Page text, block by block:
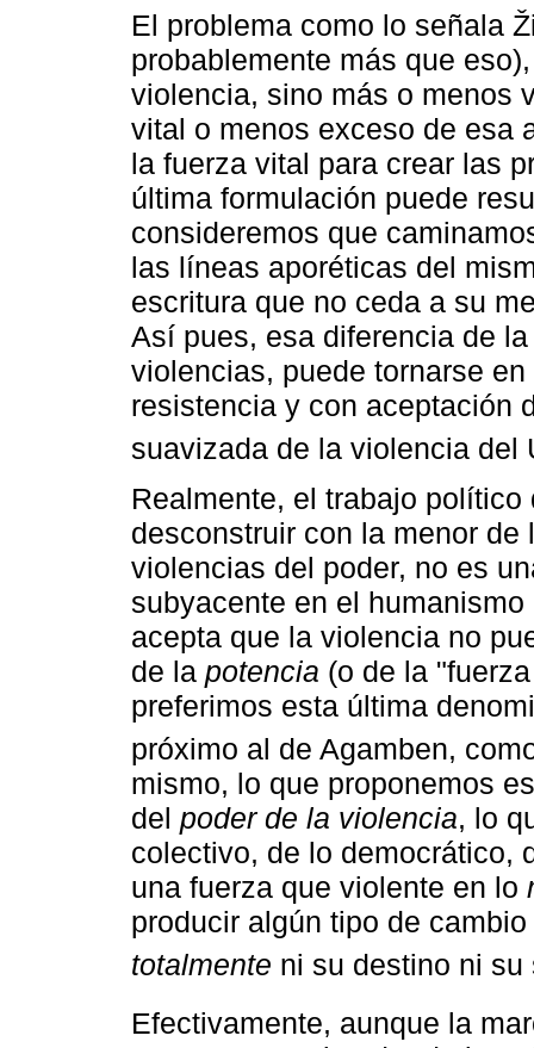
El problema como lo señala
probablemente más que
violencia, sino más o menos
vital o menos exceso de esa
la fuerza vital para crear las
última formulación puede
consideremos que
las líneas aporéticas del
escritura que no ceda a su
Así pues, esa diferencia de
violencias, puede tornarse
resistencia y con aceptación
suavizada de la violencia del
Realmente, el trabajo
desconstruir con la menor
violencias del poder, no es
subyacente en el
acepta que la violencia no
de la potencia (o de la
preferimos esta última
próximo al de Agamben,
mismo, lo que proponemos
del poder de la violencia, lo
colectivo, de lo democrático,
una fuerza que violente en lo
producir algún tipo de
totalmente ni su destino ni
Efectivamente, aunque la